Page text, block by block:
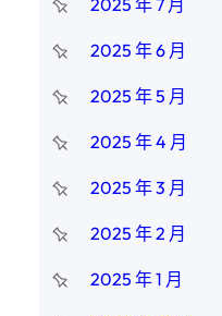
2025 年 7 月
2025 年 6 月
2025 年 5 月
2025 年 4 月
2025 年 3 月
2025 年 2 月
2025 年 1 月